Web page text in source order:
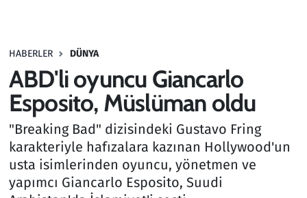
HABERLER DÜNYA
ABD'li oyuncu Giancarlo
Esposito, Müslüman oldu
"Breaking Bad" dizisindeki Gustavo Fring
karakteriyle hafızalara kazınan Hollywood'un
usta isimlerinden oyuncu, yönetmen ve
yapımcı Giancarlo Esposito, Suudi
Haber
Kültür Sanat
Kurumsal Haberler
Lezzet Durağı